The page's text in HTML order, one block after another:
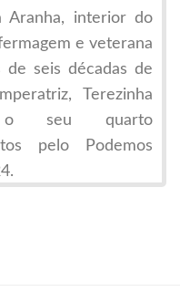
Aranha, interior do
e veterana
de seis décadas de
Terezinha
seu quarto
pelo Podemos
tem sido
comunidade e ao